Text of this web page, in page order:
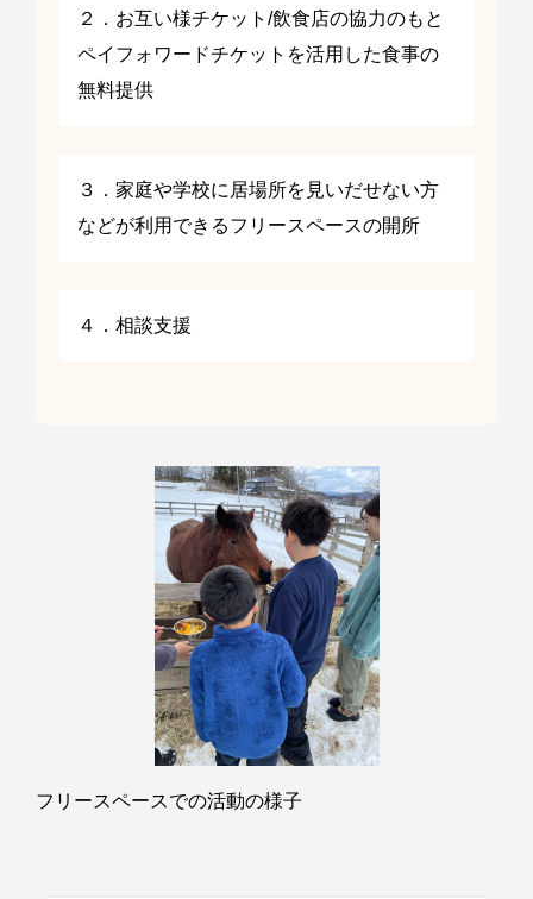
２．お互い様チケット/飲食店の協力のもと
ペイフォワードチケットを活用した食事の
無料提供
３．家庭や学校に居場所を見いだせない方
などが利用できるフリースペースの開所
４．相談支援
フリースペースでの活動の様子